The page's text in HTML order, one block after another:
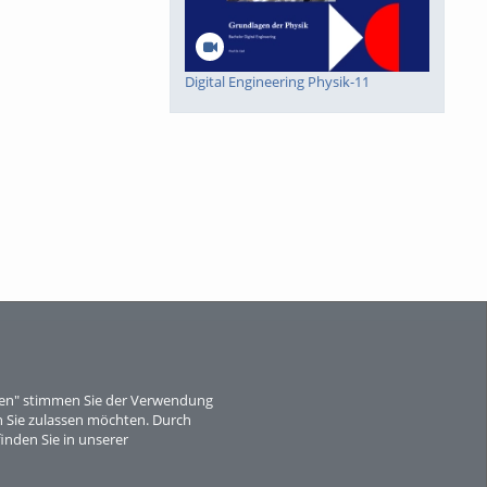
stimmen Sie der Verwendung
zulassen möchten. Durch
Sie in unserer
Digital Engineering Physik-11